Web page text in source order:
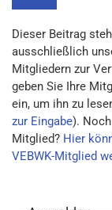
Dieser Beitrag
ausschließlich
Mitgliedern zur
geben Sie Ihre
ein, um ihn zu
zur Eingabe).
Mitglied? Hier
VEBWK-Mitglied